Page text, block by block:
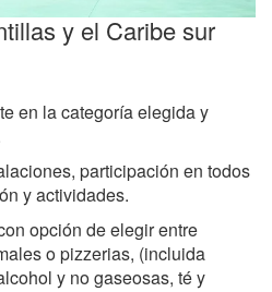
y el Caribe sur
en la categoría elegida y
participación en todos
y actividades.
opción de elegir entre
o pizzerias, (incluida
y no gaseosas, té y